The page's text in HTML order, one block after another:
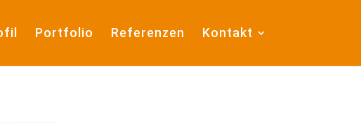
Portfolio Referenzen Kontakt